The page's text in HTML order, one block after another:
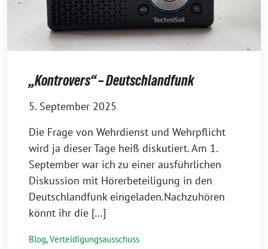
„Kontrovers“ – Deutschlandfunk
5. September 2025
Die Frage von Wehrdienst und Wehrpflicht
wird ja dieser Tage heiß diskutiert. Am 1.
September war ich zu einer ausführlichen
Diskussion mit Hörerbeteiligung in den
Deutschlandfunk eingeladen.Nachzuhören
könnt ihr die […]
Blog,Verteidigungsausschuss